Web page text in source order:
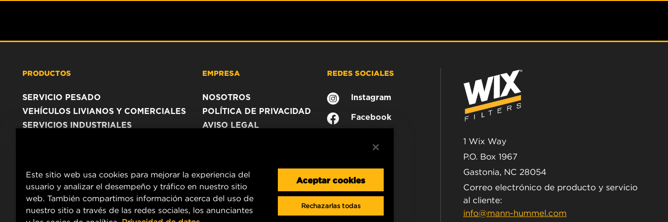
PRODUCTOS
SERVICIO PESADO
VEHÍCULOS LIVIANOS Y COMERCIALES
SERVICIOS INDUSTRIALES
EMPRESA
NOSOTROS
POLÍTICA DE PRIVACIDAD
AVISO LEGAL
REDES SOCIALES
Instagram
Facebook
1 Wix Way
P.O. Box 1967
Gastonia, NC 28054
Correo electrónico de producto y servicio
al cliente:
info@mann-hummel.com
Este sitio web usa cookies para mejorar la experiencia del
usuario y analizar el desempeño y tráfico en nuestro sitio
web. También compartimos información acerca del uso de
nuestro sitio a través de las redes sociales, los anunciantes
Aceptar cookies
Rechazarlas todas